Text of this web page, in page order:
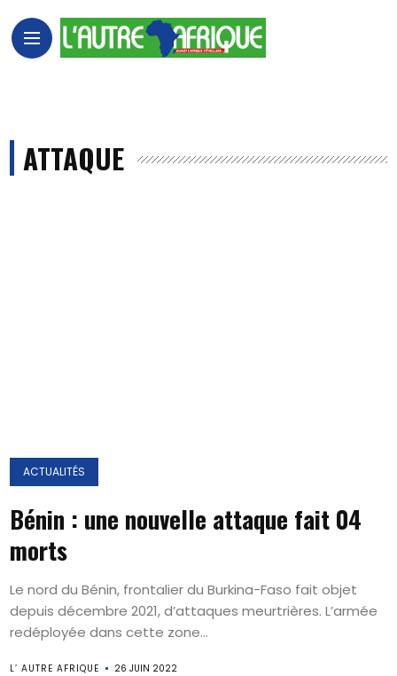
ATTAQUE
ACTUALITÉS
Bénin : une nouvelle attaque fait 04
morts
Le nord du Bénin, frontalier du Burkina-Faso fait objet
depuis décembre 2021, d’attaques meurtrières. L’armée
redéployée dans cette zone...
L’ AUTRE AFRIQUE 26 JUIN 2022